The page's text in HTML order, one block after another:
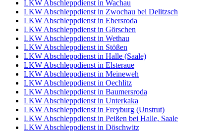
LKW Abschleppdienst in Wachau
LKW Abschleppdienst in Zwochau bei Delitzsch
LKW Abschleppdienst in Ebersroda
LKW Abschleppdienst in Görschen
LKW Abschleppdienst in Wethau
LKW Abschleppdienst in Stößen
LKW Abschleppdienst in Halle (Saale)
LKW Abschleppdienst in Elsteraue
LKW Abschleppdienst in Meineweh
LKW Abschleppdienst in Oechlitz
LKW Abschleppdienst in Baumersroda
LKW Abschleppdienst in Unterkaka
LKW Abschleppdienst in Freyburg (Unstrut)
LKW Abschleppdienst in Peißen bei Halle, Saale
LKW Abschleppdienst in Döschwitz